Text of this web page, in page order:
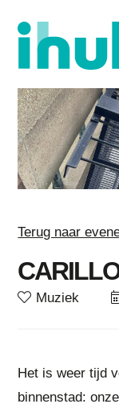
Terug naar
Muziek
Het is weer tijd
binnenstad: